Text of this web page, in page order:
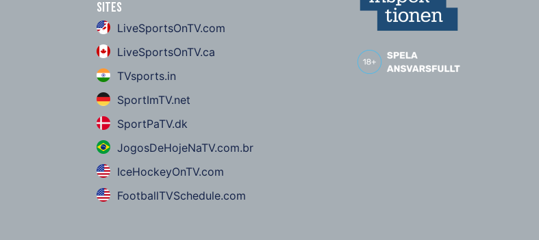
Sites
LiveSportsOnTV.com
LiveSportsOnTV.ca
TVsports.in
SportImTV.net
SportPaTV.dk
JogosDeHojeNaTV.com.br
IceHockeyOnTV.com
FootballTVSchedule.com